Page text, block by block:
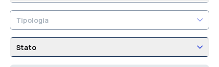
Tipologia
Stato